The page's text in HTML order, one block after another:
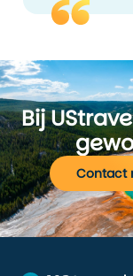
Bij
Contact